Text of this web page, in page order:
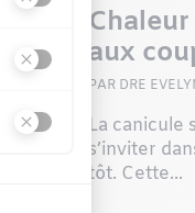
aux
PAR DRE
La canicule
s’inviter
tôt. Cette...